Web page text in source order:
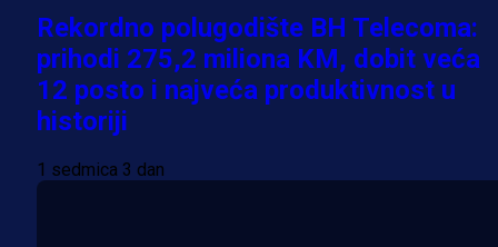
Rekordno polugodište BH Telecoma:
prihodi 275,2 miliona KM, dobit veća
12 posto i najveća produktivnost u
historiji
1 sedmica 3 dan